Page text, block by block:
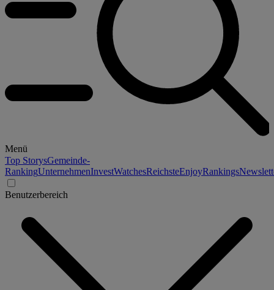
Menü
Top StorysGemeinde-
RankingUnternehmenInvestWatchesReichsteEnjoyRankings
Benutzerbereich